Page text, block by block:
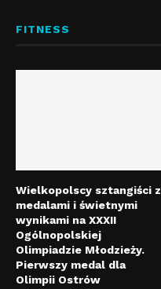
FITNESS
Wielkopolscy sztangiści z
medalami i świetnymi
wynikami na XXXII
Ogólnopolskiej
Olimpiadzie Młodzieży.
Pierwszy medal dla
Olimpii Ostrów